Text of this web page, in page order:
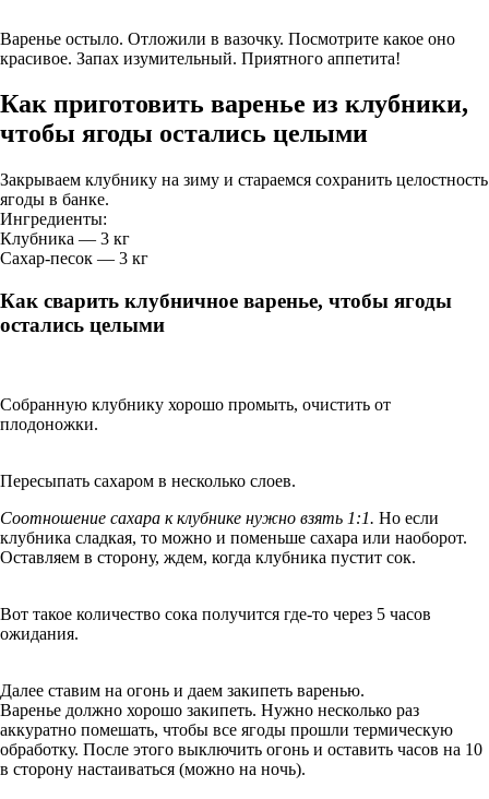
Варенье остыло. Отложили в вазочку. Посмотрите какое оно
красивое. Запах изумительный. Приятного аппетита!
Как приготовить варенье из клубники,
чтобы ягоды остались целыми
Закрываем клубнику на зиму и стараемся сохранить целостность
ягоды в банке.
Ингредиенты:
Клубника — 3 кг
Сахар-песок — 3 кг
Как сварить клубничное варенье, чтобы ягоды
остались целыми
Собранную клубнику хорошо промыть, очистить от
плодоножки.
Пересыпать сахаром в несколько слоев.
Соотношение сахара к клубнике нужно взять 1:1. Но если
клубника сладкая, то можно и поменьше сахара или наоборот.
Оставляем в сторону, ждем, когда клубника пустит сок.
Вот такое количество сока получится где-то через 5 часов
ожидания.
Далее ставим на огонь и даем закипеть варенью.
Варенье должно хорошо закипеть. Нужно несколько раз
аккуратно помешать, чтобы все ягоды прошли термическую
обработку. После этого выключить огонь и оставить часов на 10
в сторону настаиваться (можно на ночь).